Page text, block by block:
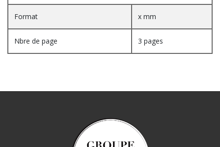
Format x mm
Nbre de page 3 pages